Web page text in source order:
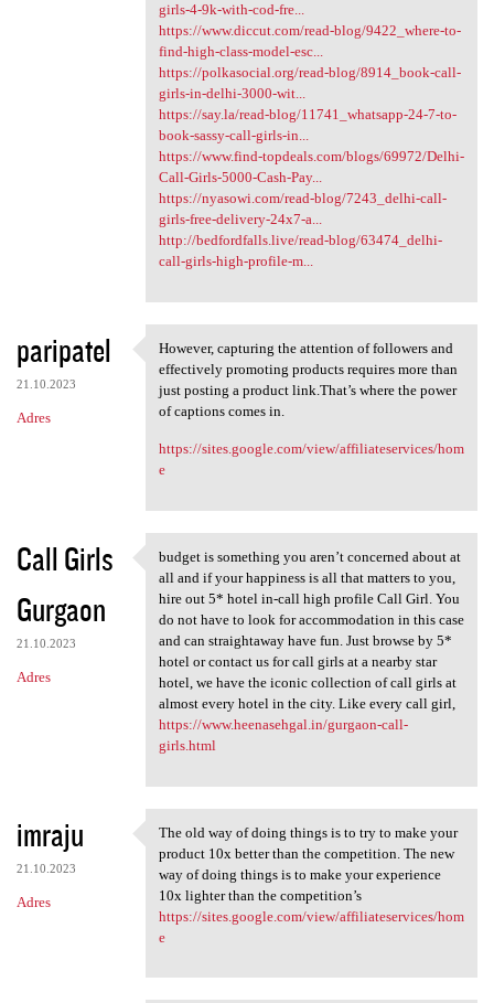
girls-4-9k-with-cod-fre...
https://www.diccut.com/read-blog/9422_where-to-
find-high-class-model-esc...
https://polkasocial.org/read-blog/8914_book-call-
girls-in-delhi-3000-wit...
https://say.la/read-blog/11741_whatsapp-24-7-to-
book-sassy-call-girls-in...
https://www.find-topdeals.com/blogs/69972/Delhi-
Call-Girls-5000-Cash-Pay...
https://nyasowi.com/read-blog/7243_delhi-call-
girls-free-delivery-24x7-a...
http://bedfordfalls.live/read-blog/63474_delhi-
call-girls-high-profile-m...
paripatel
21.10.2023
Adres
However, capturing the
However, capturing the attention of followers and
effectively promoting products requires more than
just posting a product link.That’s where the power
of captions comes in.
https://sites.google.com/view/affiliateservices/hom
e
Call Girls
Gurgaon
21.10.2023
Adres
budget is something you aren
budget is something you aren’t concerned about at
all and if your happiness is all that matters to you,
hire out 5* hotel in-call high profile Call Girl. You
do not have to look for accommodation in this case
and can straightaway have fun. Just browse by 5*
hotel or contact us for call girls at a nearby star
hotel, we have the iconic collection of call girls at
almost every hotel in the city. Like every call girl,
https://www.heenasehgal.in/gurgaon-call-
girls.html
imraju
21.10.2023
Adres
The old way of doing things
The old way of doing things is to try to make your
product 10x better than the competition. The new
way of doing things is to make your experience
10x lighter than the competition’s
https://sites.google.com/view/affiliateservices/hom
e